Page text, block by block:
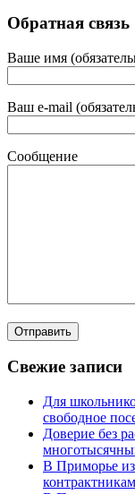
Обратная связь
Ваше имя
Ваш e-mail
Сообщение
Свежие записи
Для
свободное
Доверие без
В Приморье